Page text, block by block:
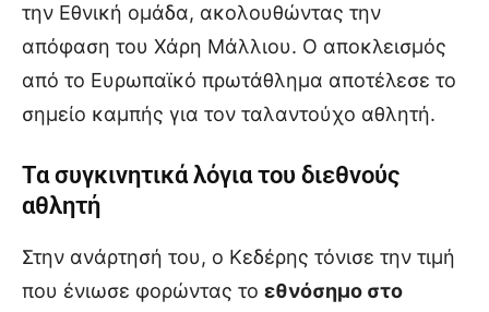
την Εθνική ομάδα, ακολουθώντας την
απόφαση του Χάρη Μάλλιου. Ο αποκλεισμός
από το Ευρωπαϊκό πρωτάθλημα αποτέλεσε το
σημείο καμπής για τον ταλαντούχο αθλητή.
Τα συγκινητικά λόγια του διεθνούς
αθλητή
Στην ανάρτησή του, ο Κεδέρης τόνισε την τιμή
που ένιωσε φορώντας το εθνόσημο στο